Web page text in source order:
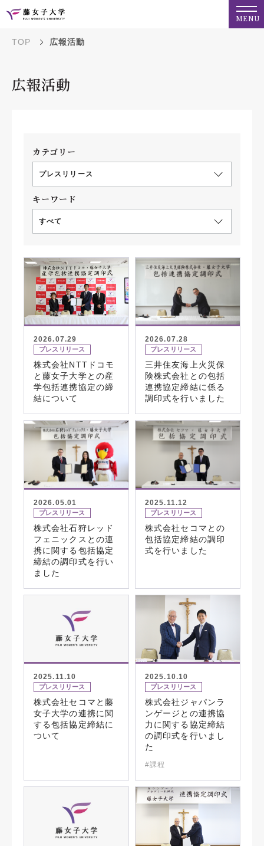
MENU
TOP 広報活動
広報活動
カテゴリー
プレスリリース
キーワード
すべて
2026.07.29
プレスリリース
株式会社NTTドコモ
と藤女子大学との産
学包括連携協定の締
結について
2026.07.28
プレスリリース
三井住友海上火災保
険株式会社との包括
連携協定締結に係る
調印式を行いました
2026.05.01
プレスリリース
株式会社石狩レッド
フェニックスとの連
携に関する包括協定
締結の調印式を行い
ました
2025.11.12
プレスリリース
株式会社セコマとの
包括協定締結の調印
式を行いました
2025.11.10
プレスリリース
株式会社セコマと藤
女子大学の連携に関
する包括協定締結に
ついて
2025.10.10
プレスリリース
株式会社ジャパンラ
ンゲージとの連携協
力に関する協定締結
の調印式を行いまし
た
#課程